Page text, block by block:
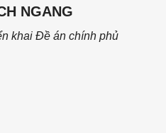
NGANG
khai Đề án chính phủ